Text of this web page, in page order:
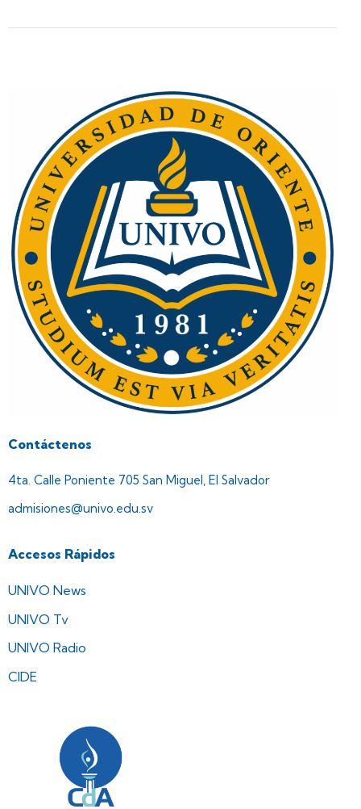
Contáctenos
4ta. Calle Poniente 705 San Miguel, El Salvador
admisiones@univo.edu.sv
Accesos Rápidos
UNIVO News
UNIVO Tv
UNIVO Radio
CIDE